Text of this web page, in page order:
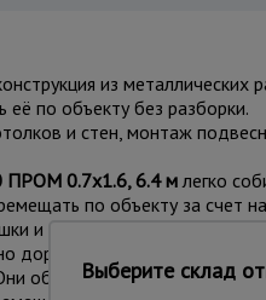
из металлических
её по объекту без разборки.
и стен, монтаж
ПРОМ 0.7х1.6, 6.4 млегко
по объекту за счет
и зафиксировать ее от
по высоте
обеспечивают
Выберите склад